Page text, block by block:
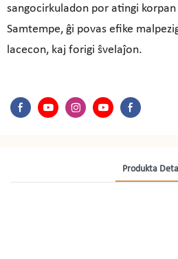
sangocirkuladon por atingi
Samtempe, ĝi povas efike
lacecon, kaj forigi ŝvelaĵon.
Produkta